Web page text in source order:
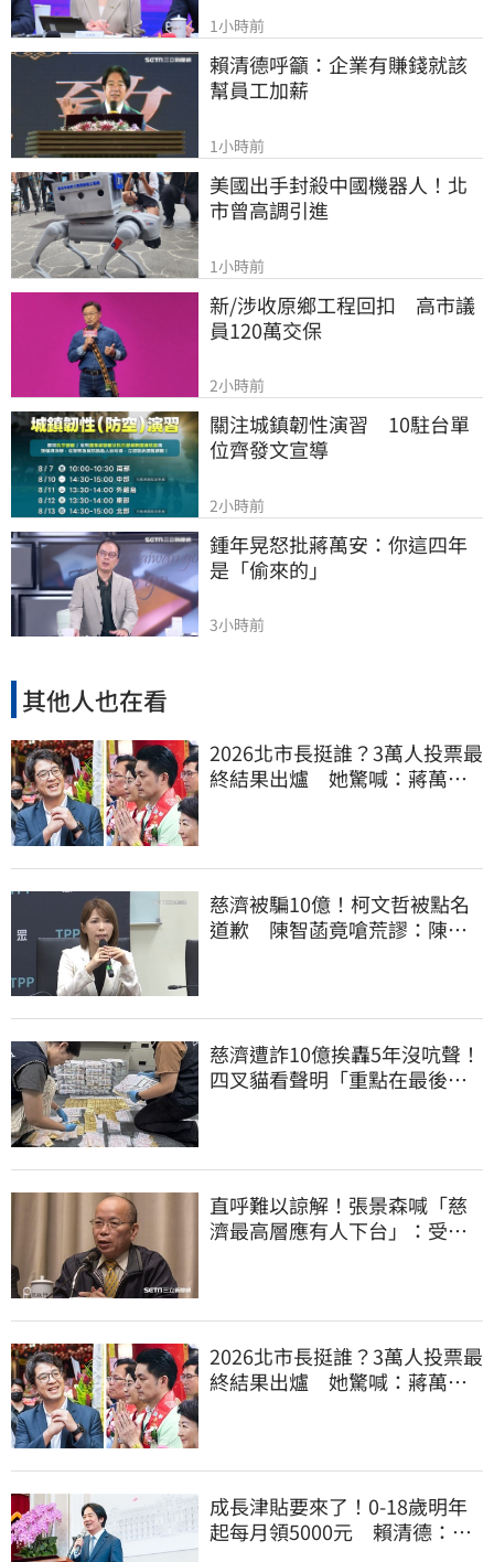
1小時前
賴清德呼籲：企業有賺錢就該
幫員工加薪
1小時前
美國出手封殺中國機器人！北
市曾高調引進
1小時前
新/涉收原鄉工程回扣　高市議
員120萬交保
2小時前
關注城鎮韌性演習　10駐台單
位齊發文宣導
2小時前
鍾年晃怒批蔣萬安：你這四年
是「偷來的」
3小時前
其他人也在看
2026北市長挺誰？3萬人投票最
終結果出爐 她驚喊：蔣萬安
慈濟被騙10億！柯文哲被點名
道歉 陳智菡竟嗆荒謬：陳時
慈濟遭詐10億挨轟5年沒吭聲！
四叉貓看聲明「重點在最後一
直呼難以諒解！張景森喊「慈
濟最高層應有人下台」：受害
2026北市長挺誰？3萬人投票最
終結果出爐 她驚喊：蔣萬安
成長津貼要來了！0-18歲明年
起每月領5000元 賴清德：此